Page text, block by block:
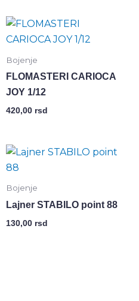
Bojenje
FLOMASTERI CARIOCA
JOY 1/12
420,00 rsd
Bojenje
Lajner STABILO point 88
130,00 rsd